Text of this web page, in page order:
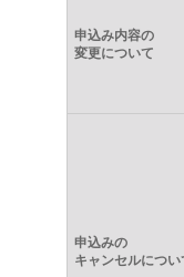
申込み内容の
変更について
申込みの
キャンセルについ